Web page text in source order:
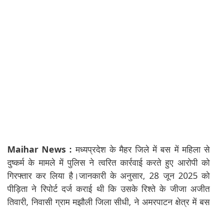
Maihar News :मध्यप्रदेश के मैहर जिले में बस में महिला से
दुष्कर्म के मामले में पुलिस ने त्वरित कार्रवाई करते हुए आरोपी को
गिरफ्तार कर लिया है।जानकारी के अनुसार, 28 जून 2025 को
पीड़िता ने रिपोर्ट दर्ज कराई थी कि उसके रिश्ते के जीजा अजीत
तिवारी, निवासी ग्राम मझौली जिला सीधी, ने अमरपाटन क्षेत्र में बस